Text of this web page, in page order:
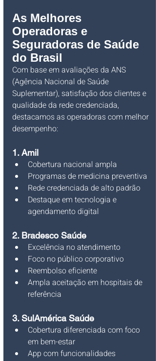
As Melhores
Operadoras e
Seguradoras de Saúde
do Brasil
Com base em avaliações da ANS
(Agência Nacional de Saúde
Suplementar), satisfação dos clientes e
qualidade da rede credenciada,
destacamos as operadoras com melhor
desempenho:
1. Amil
Cobertura nacional ampla
Programas de medicina preventiva
Rede credenciada de alto padrão
Destaque em tecnologia e
agendamento digital
2. Bradesco Saúde
Excelência no atendimento
Foco no público corporativo
Reembolso eficiente
Ampla aceitação em hospitais de
referência
3. SulAmérica Saúde
Cobertura diferenciada com foco
em bem-estar
App com funcionalidades